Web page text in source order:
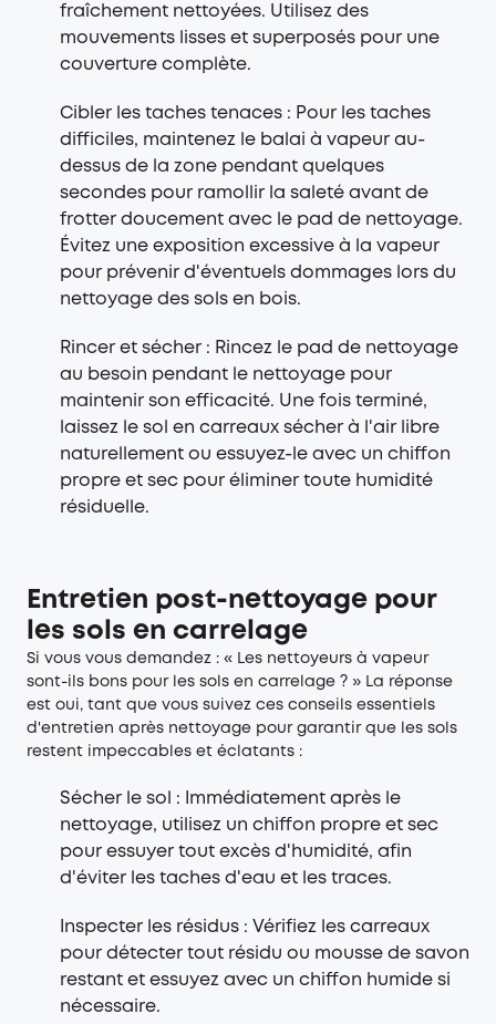
fraîchement nettoyées. Utilisez des
mouvements lisses et superposés pour une
couverture complète.
Cibler les taches tenaces : Pour les taches
difficiles, maintenez le balai à vapeur au-
dessus de la zone pendant quelques
secondes pour ramollir la saleté avant de
frotter doucement avec le pad de nettoyage.
Évitez une exposition excessive à la vapeur
pour prévenir d'éventuels dommages lors du
nettoyage des sols en bois.
Rincer et sécher : Rincez le pad de nettoyage
au besoin pendant le nettoyage pour
maintenir son efficacité. Une fois terminé,
laissez le sol en carreaux sécher à l'air libre
naturellement ou essuyez-le avec un chiffon
propre et sec pour éliminer toute humidité
résiduelle.
Entretien post-nettoyage pour
les sols en carrelage
Si vous vous demandez : « Les nettoyeurs à vapeur
sont-ils bons pour les sols en carrelage ? » La réponse
est oui, tant que vous suivez ces conseils essentiels
d'entretien après nettoyage pour garantir que les sols
restent impeccables et éclatants :
Sécher le sol : Immédiatement après le
nettoyage, utilisez un chiffon propre et sec
pour essuyer tout excès d'humidité, afin
d'éviter les taches d'eau et les traces.
Inspecter les résidus : Vérifiez les carreaux
pour détecter tout résidu ou mousse de savon
restant et essuyez avec un chiffon humide si
nécessaire.